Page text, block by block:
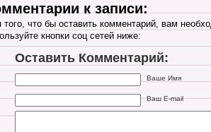
к записи:
того, что бы оставить комментарий, вам
кнопки соц сетей ниже:
Оставить Комментарий:
Ваше Имя
Ваш E-mail